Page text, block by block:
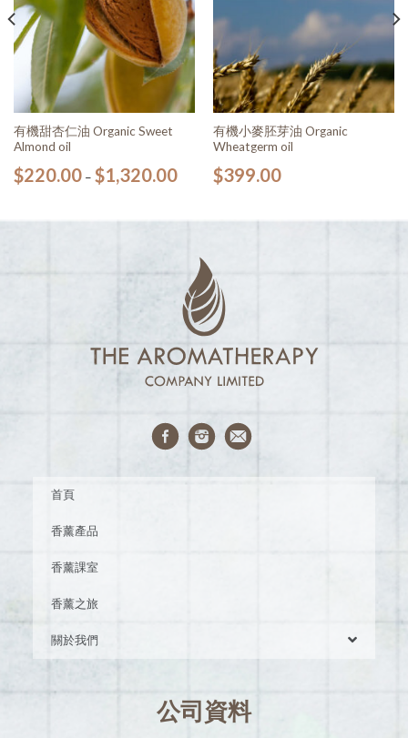
有機甜杏仁油 Organic Sweet
Almond oil
$220.00– $1,320.00
有機小麥胚芽油 Organic
Wheatgerm oil
$399.00
首頁
香薰產品
香薰課室
香薰之旅
關於我們
公司資料